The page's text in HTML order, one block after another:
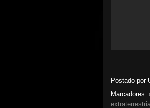
Postado por
Marcadores:
extraterrestrial